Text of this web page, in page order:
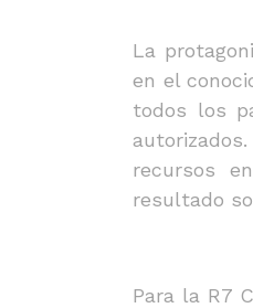
La
en el
todos los
recursos
resultado
Para la R7